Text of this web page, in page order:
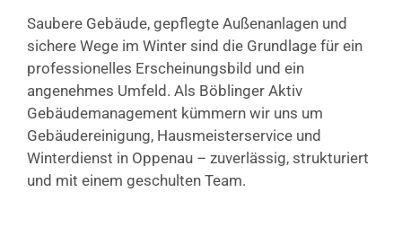
Saubere Gebäude, gepflegte Außenanlagen und
sichere Wege im Winter sind die Grundlage für ein
professionelles Erscheinungsbild und ein
angenehmes Umfeld. Als Böblinger Aktiv
Gebäudemanagement kümmern wir uns um
Gebäudereinigung, Hausmeisterservice und
Winterdienst in Oppenau – zuverlässig, strukturiert
und mit einem geschulten Team.